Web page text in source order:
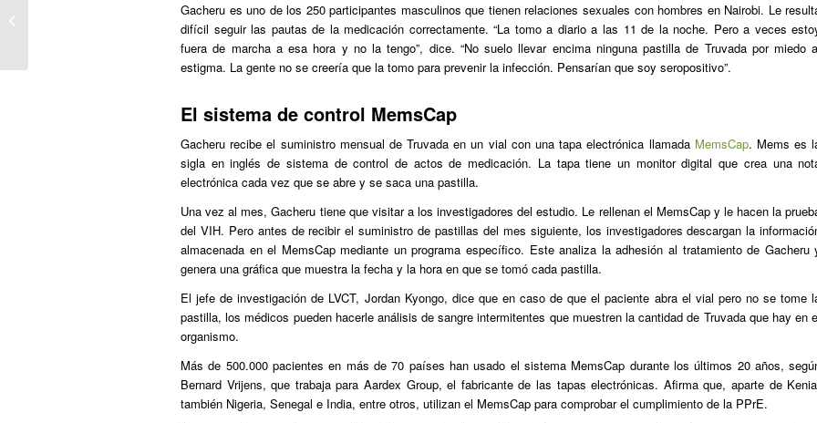
Gacheru es uno de los 250 participantes masculinos que tienen relaciones sexuales con hombres en Nairobi. Le
difícil seguir las pautas de la medicación correctamente. “La tomo a diario a las 11 de la noche. Pero a veces
fuera de marcha a esa hora y no la tengo”, dice. “No suelo llevar encima ninguna pastilla de Truvada por miedo
estigma. La gente no se creería que la tomo para prevenir la infección. Pensarían que soy seropositivo”.
El sistema de control MemsCap
Gacheru recibe el suministro mensual de Truvada en un vial con una tapa electrónica llamada MemsCap. Mems es
sigla en inglés de sistema de control de actos de medicación. La tapa tiene un monitor digital que crea una
electrónica cada vez que se abre y se saca una pastilla.
Una vez al mes, Gacheru tiene que visitar a los investigadores del estudio. Le rellenan el MemsCap y le hacen la
del VIH. Pero antes de recibir el suministro de pastillas del mes siguiente, los investigadores descargan la
almacenada en el MemsCap mediante un programa específico. Este analiza la adhesión al tratamiento de Gacheru
genera una gráfica que muestra la fecha y la hora en que se tomó cada pastilla.
El jefe de investigación de LVCT, Jordan Kyongo, dice que en caso de que el paciente abra el vial pero no se tome
pastilla, los médicos pueden hacerle análisis de sangre intermitentes que muestren la cantidad de Truvada que hay en
organismo.
Más de 500.000 pacientes en más de 70 países han usado el sistema MemsCap durante los últimos 20 años,
Bernard Vrijens, que trabaja para Aardex Group, el fabricante de las tapas electrónicas. Afirma que, aparte de
también Nigeria, Senegal e India, entre otros, utilizan el MemsCap para comprobar el cumplimiento de la PPrE.
Vitoria sin actitudes sexistas y